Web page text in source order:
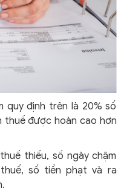
quy định trên là 20% số
thuế được hoàn cao hơn
thiếu, số ngày chậm
số tiền phạt và ra